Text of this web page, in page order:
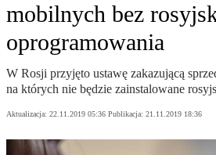
mobilnych bez
oprogramowania
W Rosji przyjęto ustawę zakazującą
na których nie będzie zainstalowane
Aktualizacja: 22.11.2019 05:36 Publikacja: 21.11.2019 18:36